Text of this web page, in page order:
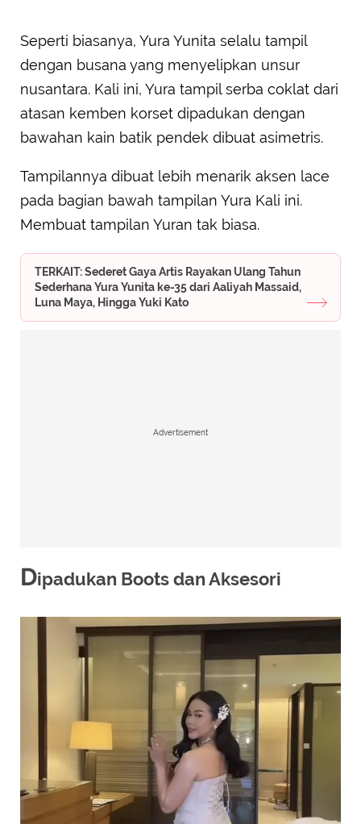
Seperti biasanya, Yura Yunita selalu tampil
dengan busana yang menyelipkan unsur
nusantara. Kali ini, Yura tampil serba coklat dari
atasan kemben korset dipadukan dengan
bawahan kain batik pendek dibuat asimetris.
Tampilannya dibuat lebih menarik aksen lace
pada bagian bawah tampilan Yura Kali ini.
Membuat tampilan Yuran tak biasa.
TERKAIT: Sederet Gaya Artis Rayakan Ulang Tahun
Sederhana Yura Yunita ke-35 dari Aaliyah Massaid,
Luna Maya, Hingga Yuki Kato
Advertisement
Dipadukan Boots dan Aksesori